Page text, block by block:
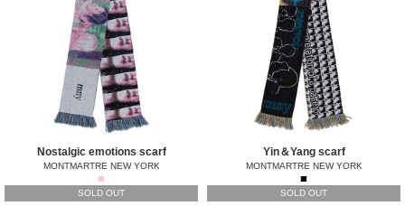
Nostalgic emotions scarf
MONTMARTRE NEW YORK
■
SOLD OUT
Yin＆Yang scarf
MONTMARTRE NEW YORK
■
SOLD OUT